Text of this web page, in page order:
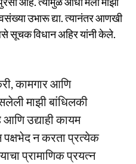
उभारू द्या. त्यानंतर आणखी
सूचक विधान अहिर यांनी केले.
कामगार आणि
माझी बांधिलकी
उद्याही कायम
पक्षभेद न करता प्रत्येक
प्रामाणिक प्रयत्न